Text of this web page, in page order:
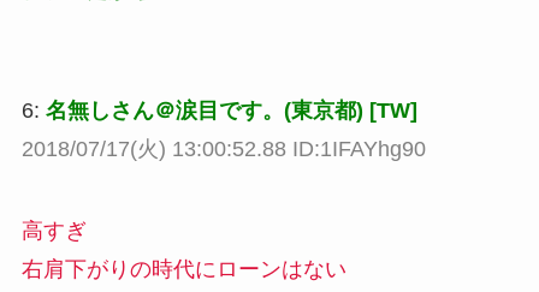
6: 名無しさん＠涙目です。(東京都) [TW]
2018/07/17(火) 13:00:52.88 ID:1IFAYhg90
高すぎ
右肩下がりの時代にローンはない